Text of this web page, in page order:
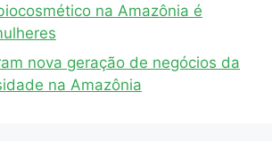
na Amazônia é
nova geração de negócios da
na Amazônia